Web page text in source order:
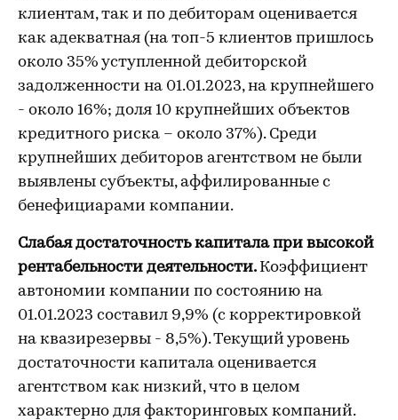
клиентам, так и по дебиторам оценивается
как адекватная (на топ-5 клиентов пришлось
около 35% уступленной дебиторской
задолженности на 01.01.2023, на крупнейшего
- около 16%; доля 10 крупнейших объектов
кредитного риска – около 37%). Среди
крупнейших дебиторов агентством не были
выявлены субъекты, аффилированные с
бенефициарами компании.
Слабая достаточность капитала при высокой
рентабельности деятельности. Коэффициент
автономии компании по состоянию на
01.01.2023 составил 9,9% (с корректировкой
на квазирезервы - 8,5%). Текущий уровень
достаточности капитала оценивается
агентством как низкий, что в целом
характерно для факторинговых компаний.